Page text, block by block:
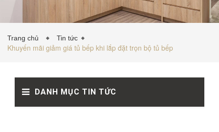
Trang chủ Tin tức
Khuyến mãi giảm giá tủ bếp khi lắp đặt trọn bộ tủ bếp
DANH MỤC TIN TỨC